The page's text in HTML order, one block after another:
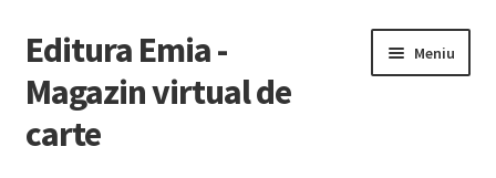
Sari
la
navigare
Sari
la
conținut
Editura Emia -
Magazin virtual de
carte
Meniu